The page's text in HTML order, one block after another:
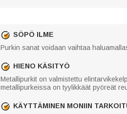
SÖPÖ ILME
Purkin sanat voidaan vaihtaa
HIENO KÄSITYÖ
Metallipurkit on valmistettu
metallipurkeissa on tyylikkäät pyöreät
KÄYTTÄMINEN MONIIN